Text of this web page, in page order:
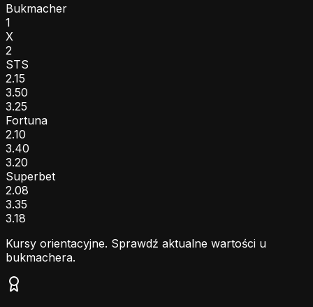
Bukmacher
1
X
2
STS
2.15
3.50
3.25
Fortuna
2.10
3.40
3.20
Superbet
2.08
3.35
3.18
Kursy orientacyjne. Sprawdź aktualne wartości u
bukmachera.